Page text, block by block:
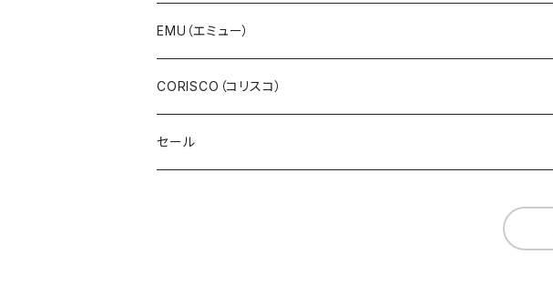
パンツ・ジーンズ
サロペット・サスペンダー・オールインワン
デニム
EMU（エミュー）
CORISCO（コリスコ）
セール